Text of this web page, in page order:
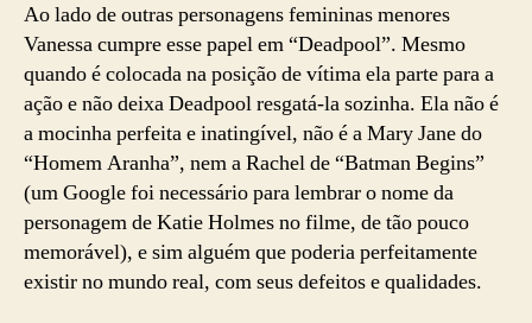
Ao lado de outras personagens femininas menores
Vanessa cumpre esse papel em “Deadpool”. Mesmo
quando é colocada na posição de vítima ela parte para a
ação e não deixa Deadpool resgatá-la sozinha. Ela não é
a mocinha perfeita e inatingível, não é a Mary Jane do
“Homem Aranha”, nem a Rachel de “Batman Begins”
(um Google foi necessário para lembrar o nome da
personagem de Katie Holmes no filme, de tão pouco
memorável), e sim alguém que poderia perfeitamente
existir no mundo real, com seus defeitos e qualidades.